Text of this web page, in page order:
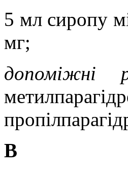
5 мл сиропу
мг;
допоміжні
В